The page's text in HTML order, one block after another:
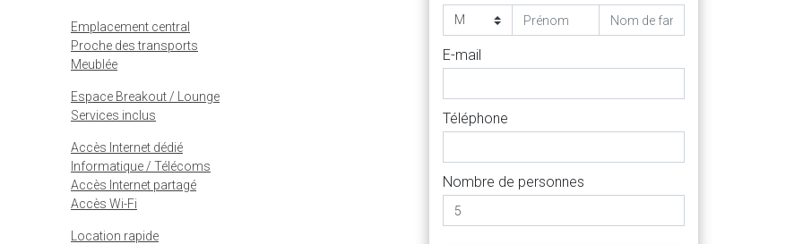
Emplacement central
Proche des transports
Meublée
Espace Breakout / Lounge
Services inclus
Accès Internet dédié
Informatique / Télécoms
Accès Internet partagé
Accès Wi-Fi
Location rapide
E-mail
Téléphone
Nombre de personnes